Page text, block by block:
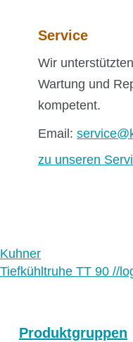
Service
Wir
Wartung und
kompetent.
Email:
zu unseren
Kuhner
Tiefkühltruhe TT 90 //
Produktgruppen